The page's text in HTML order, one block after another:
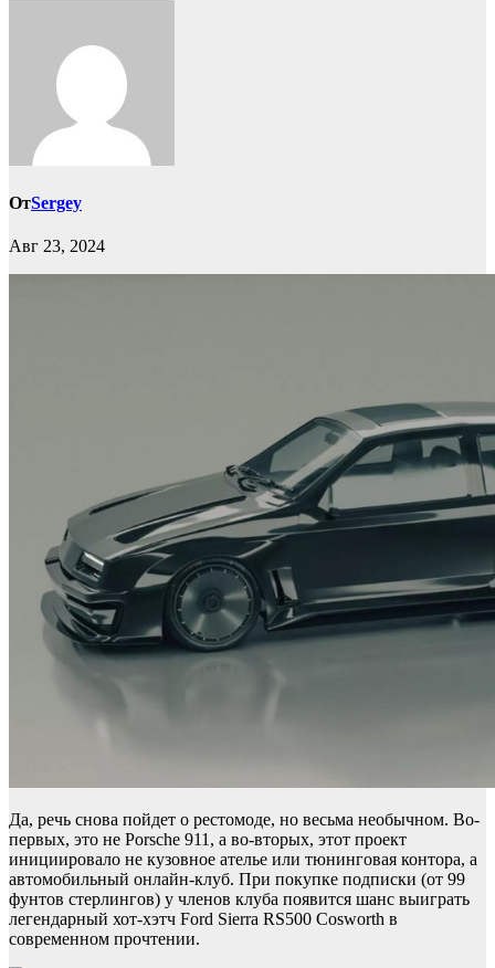
ОтSergey
Авг 23, 2024
Да, речь снова пойдет о рестомоде, но весьма необычном. Во-
первых, это не Porsche 911, а во-вторых, этот проект
инициировало не кузовное ателье или тюнинговая контора, а
автомобильный онлайн-клуб. При покупке подписки (от 99
фунтов стерлингов) у членов клуба появится шанс выиграть
легендарный хот-хэтч Ford Sierra RS500 Cosworth в
современном прочтении.